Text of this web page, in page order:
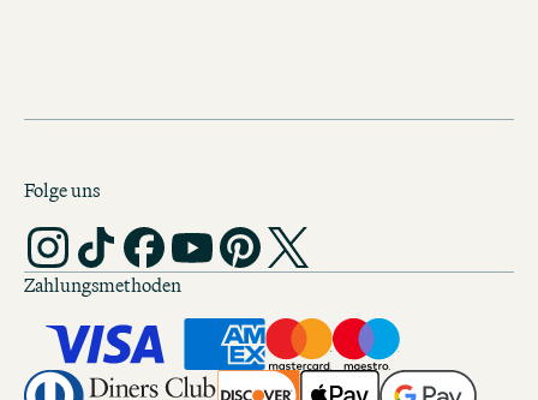
Folge uns
Zahlungsmethoden